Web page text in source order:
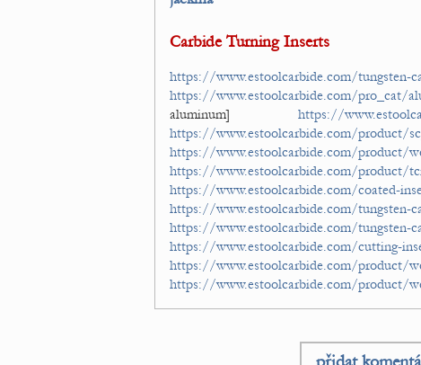
Carbide Turning Inserts
https://www.estoolcarbide.com/tungsten-
https://www.estoolcarbide.com/pro_cat/
aluminum]https://
https://www.estoolcarbide.com/product/
https://www.estoolcarbide.com/product/
https://www.estoolcarbide.com/product/
https://www.estoolcarbide.com/coated-
https://www.estoolcarbide.com/tungsten-
https://www.estoolcarbide.com/tungsten-
https://www.estoolcarbide.com/cutting-
https://www.estoolcarbide.com/product/
https://www.estoolcarbide.com/product/